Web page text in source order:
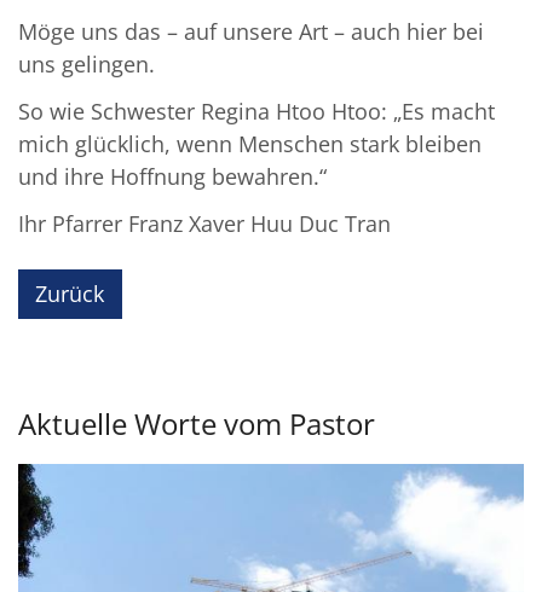
Möge uns das – auf unsere Art – auch hier bei
uns gelingen.
So wie Schwester Regina Htoo Htoo: „Es macht
mich glücklich, wenn Menschen stark bleiben
und ihre Hoffnung bewahren.“
Ihr Pfarrer Franz Xaver Huu Duc Tran
Zurück
Aktuelle Worte vom Pastor